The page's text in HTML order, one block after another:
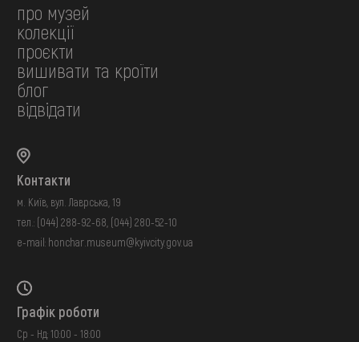
про музей
колекції
проєкти
вишивати та кроїти
блог
відвідати
Контакти
м. Київ, вул. Лаврська, 19
тел.: (044) 288-92-68 (044) 280-52-10
e-mail: honchar.museum@kyivcity.gov.ua
Графік роботи
Ср - Нд: 10:00 - 18:00